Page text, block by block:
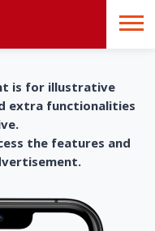
is for illustrative
extra functionalities
the features and